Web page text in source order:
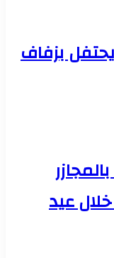
بزفاف
أضحية بالمجازر
عيد